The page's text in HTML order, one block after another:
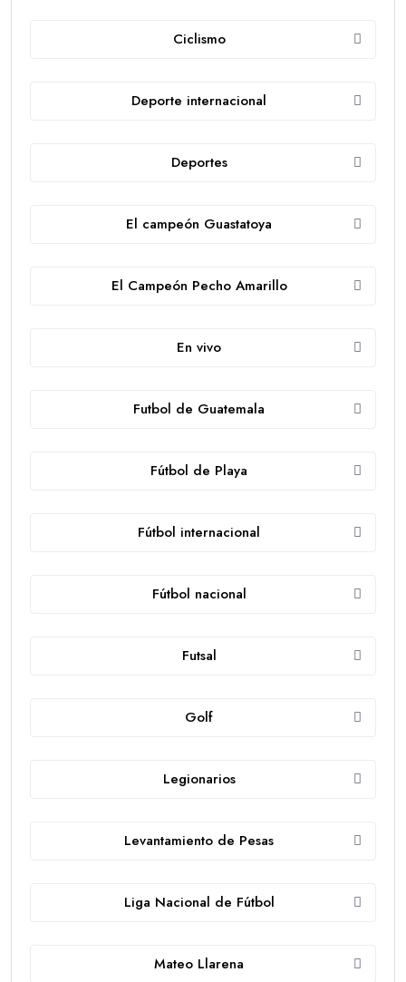
Ciclismo
Deporte internacional
Deportes
El campeón Guastatoya
El Campeón Pecho Amarillo
En vivo
Futbol de Guatemala
Fútbol de Playa
Fútbol internacional
Fútbol nacional
Futsal
Golf
Legionarios
Levantamiento de Pesas
Liga Nacional de Fútbol
Mateo Llarena